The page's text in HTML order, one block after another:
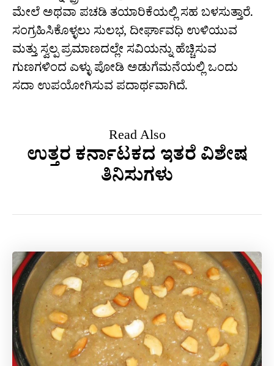
ಮೇಲೆ ಅಥವಾ ಪಚಡಿ ತಯಾರಿಕೆಯಲ್ಲಿ ಸಹ ಬಳಸುತ್ತಾರೆ.
ಸಂಗ್ರಹಿಸಿಕೊಳ್ಳಲು ಸುಲಭ, ದೀರ್ಘಾವಧಿ ಉಳಿಯುವ
ಮತ್ತು ಸ್ವಲ್ಪ ಪ್ರಮಾಣದಲ್ಲೇ ಸವಿಯನ್ನು ಹೆಚ್ಚಿಸುವ
ಗುಣಗಳಿಂದ ಎಳ್ಳು ಪೋಡಿ ಅಡುಗೆಮನೆಯಲ್ಲಿ ಒಂದು
ಸದಾ ಉಪಯೋಗಿಸುವ ಪದಾರ್ಥವಾಗಿದೆ.
Read Also
ಉತ್ತರ ಕರ್ನಾಟಕದ ಇತರೆ ವಿಶೇಷ
ತಿನಿಸುಗಳು